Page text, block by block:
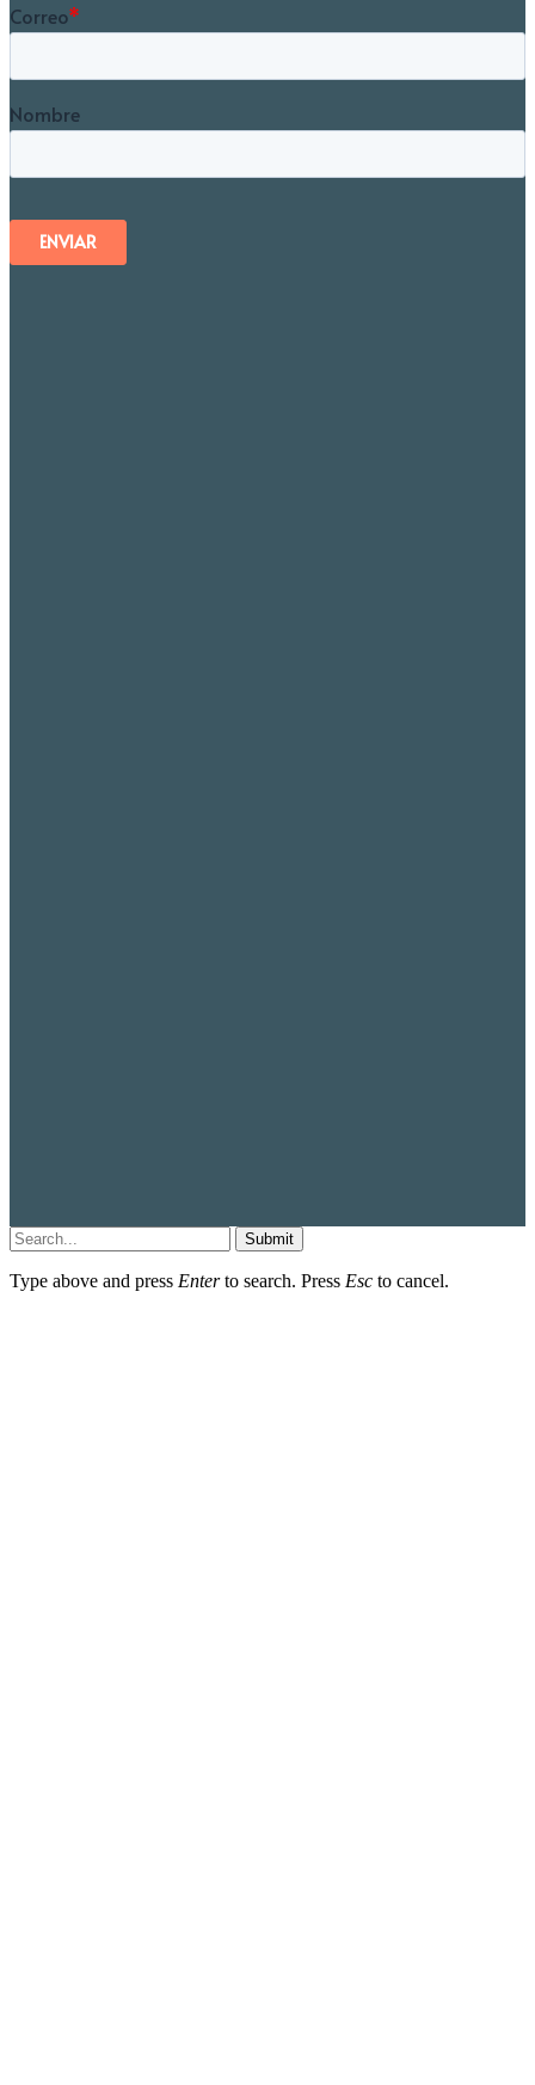
Submit
Type above and press Enterto search. Press Esc to cancel.